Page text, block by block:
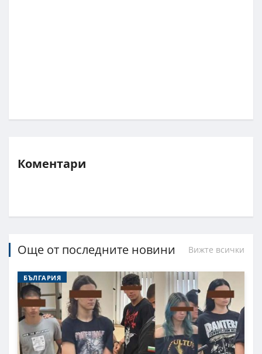
Коментари
Още от последните новини Вижте всички
БЪЛГАРИЯ